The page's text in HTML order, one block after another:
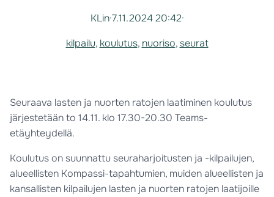
KLin·7.11.2024 20:42·
kilpailu, koulutus, nuoriso, seurat
Seuraava lasten ja nuorten ratojen laatiminen koulutus
järjestetään to 14.11. klo 17.30-20.30 Teams-
etäyhteydellä.
Koulutus on suunnattu seuraharjoitusten ja -kilpailujen,
alueellisten Kompassi-tapahtumien, muiden alueellisten ja
kansallisten kilpailujen lasten ja nuorten ratojen laatijoille